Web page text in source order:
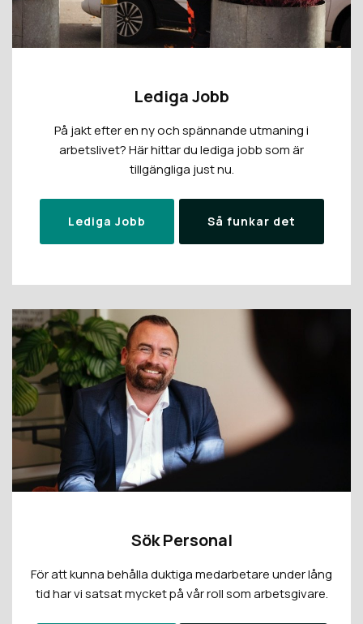
Lediga Jobb
På jakt efter en ny och spännande utmaning i
arbetslivet? Här hittar du lediga jobb som är
tillgängliga just nu.
Lediga Jobb Så funkar det
Sök Personal
För att kunna behålla duktiga medarbetare under lång
tid har vi satsat mycket på vår roll som arbetsgivare.